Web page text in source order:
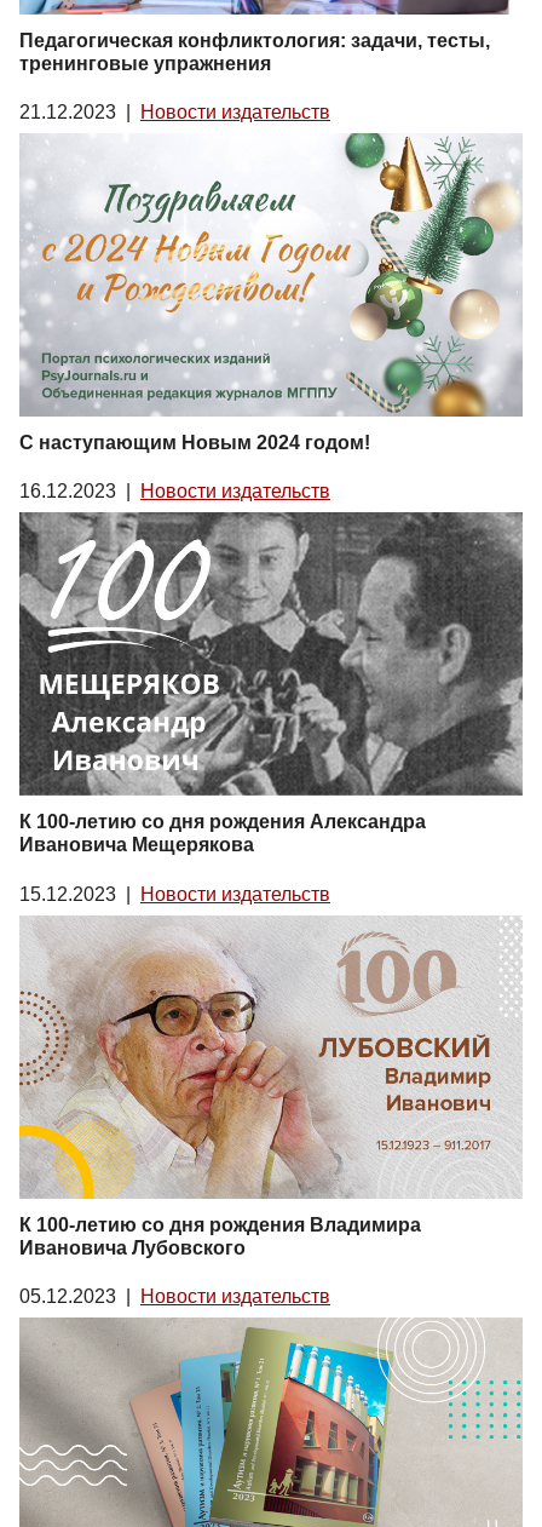
Педагогическая конфликтология: задачи, тесты,
тренинговые упражнения
21.12.2023 Новости издательств
С наступающим Новым 2024 годом!
16.12.2023 Новости издательств
К 100-летию со дня рождения Александра
Ивановича Мещерякова
15.12.2023 Новости издательств
К 100-летию со дня рождения Владимира
Ивановича Лубовского
05.12.2023 Новости издательств